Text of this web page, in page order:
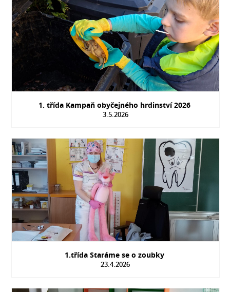
1. třída Kampaň obyčejného hrdinství 2026
3.5.2026
1.třída Staráme se o zoubky
23.4.2026